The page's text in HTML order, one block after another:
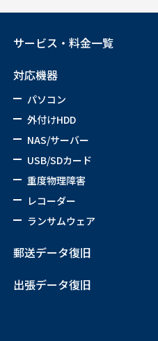
サービス・料金一覧
対応機器
パソコン
外付けHDD
NAS/サーバー
USB/SDカード
重度物理障害
レコーダー
ランサムウェア
郵送データ復旧
出張データ復旧